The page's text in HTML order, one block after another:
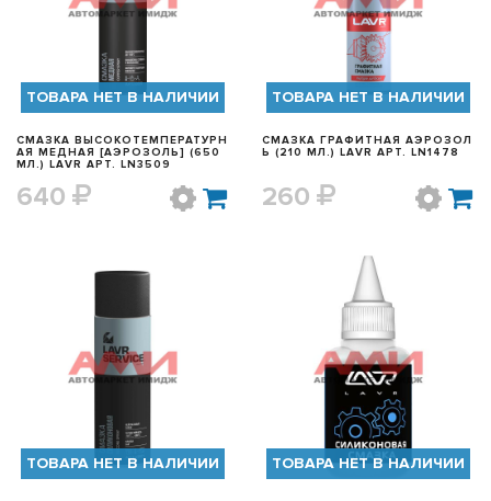
ТОВАРА НЕТ В НАЛИЧИИ
СМАЗКА ВЫСОКОТЕМПЕРАТУРН
АЯ МЕДНАЯ [АЭРОЗОЛЬ] (650
МЛ.) LAVR АРТ. LN3509
640
ТОВАРА НЕТ В НАЛИЧИИ
СМАЗКА ГРАФИТНАЯ АЭРОЗОЛ
Ь (210 МЛ.) LAVR АРТ. LN1478
260
БЫСТРЫЙ ПРОСМОТР
ТОВАРА НЕТ В НАЛИЧИИ
БЫСТРЫЙ ПРОСМОТР
ТОВАРА НЕТ В НАЛИЧИИ